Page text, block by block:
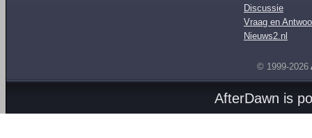
Discussie
Vraag en
Nieuws2.nl
© 1999-2026
AfterDawn is